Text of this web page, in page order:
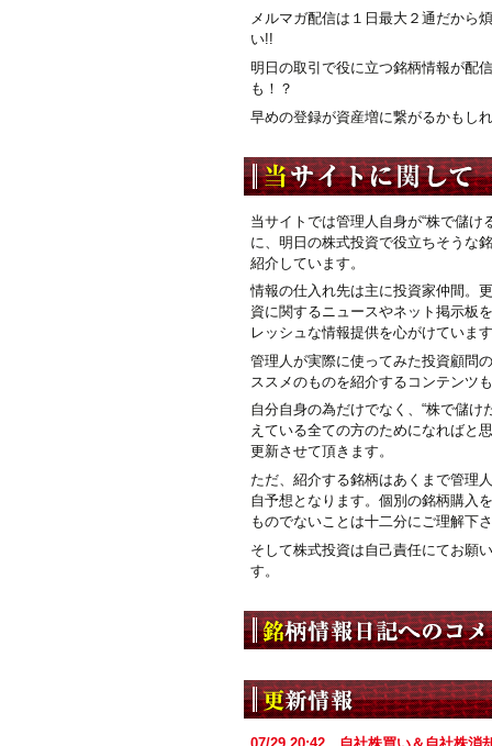
メルマガ配信は１日最大２通だから
い!!
明日の取引で役に立つ銘柄情報が配
も！？
早めの登録が資産増に繋がるかもし
当サイトでは管理人自身が“株で儲け
に、明日の株式投資で役立ちそうな
紹介しています。
情報の仕入れ先は主に投資家仲間。
資に関するニュースやネット掲示板
レッシュな情報提供を心がけていま
管理人が実際に使ってみた投資顧問
ススメのものを紹介するコンテンツ
自分自身の為だけでなく、“株で儲け
えている全ての方のためになればと
更新させて頂きます。
ただ、紹介する銘柄はあくまで管理
自予想となります。個別の銘柄購入
ものでないことは十二分にご理解下
そして株式投資は自己責任にてお願
す。